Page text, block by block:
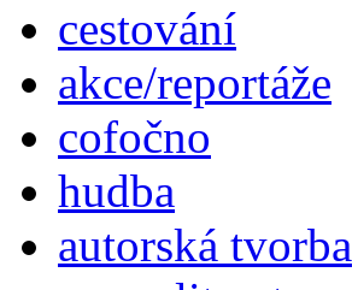
cestování
akce/reportáže
cofočno
hudba
autorská tvorba